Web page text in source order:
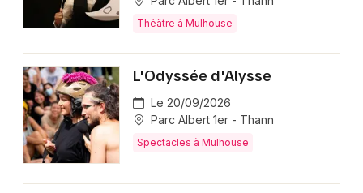
Théâtre à Mulhouse
L'Odyssée d'Alysse
Le 20/09/2026
Parc Albert 1er - Thann
Spectacles à Mulhouse